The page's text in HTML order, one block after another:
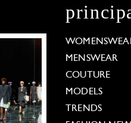
MENSWEAR
COUTURE
MODELS
TRENDS